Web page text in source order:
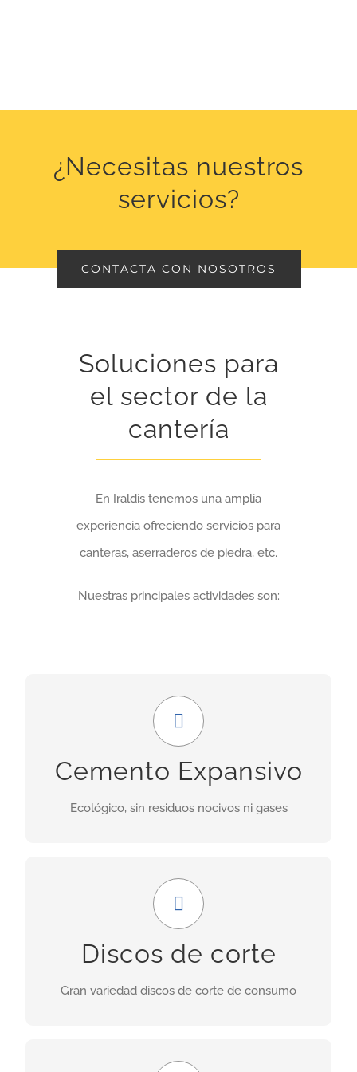
¿Necesitas nuestros
servicios?
CONTACTA CON NOSOTROS
Soluciones para
el sector de la
cantería
En Iraldis tenemos una amplia
experiencia ofreciendo servicios para
canteras, aserraderos de piedra, etc.
Nuestras principales actividades son:
Cemento Expansivo
Ecológico, sin residuos nocivos ni gases
Económico y seguro
Uso ideal en demoliciones donde las obras
adyacentes no deben ser perjudicadas por las
Discos de corte
Gran variedad discos de corte de consumo
Amplia gama
Nuestra gama incluye discos para granito,
porcelánicos, de corte seco, asfalto, cerámica,